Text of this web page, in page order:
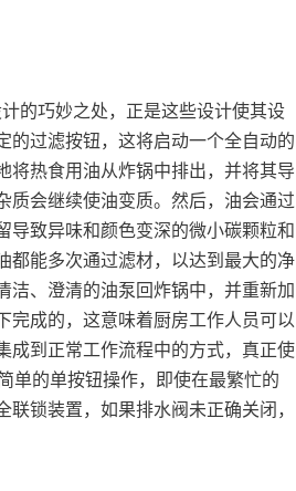
的巧妙之处，正是这些设计使其设
的过滤按钮，这将启动一个全自动的
将热食用油从炸锅中排出，并将其导
质会继续使油变质。然后，油会通过
导致异味和颜色变深的微小碳颗粒和
都能多次通过滤材，以达到最大的净
洁、澄清的油泵回炸锅中，并重新加
完成的，这意味着厨房工作人员可以
成到正常工作流程中的方式，真正使
单的单按钮操作，即使在最繁忙的
锁装置，如果排水阀未正确关闭，